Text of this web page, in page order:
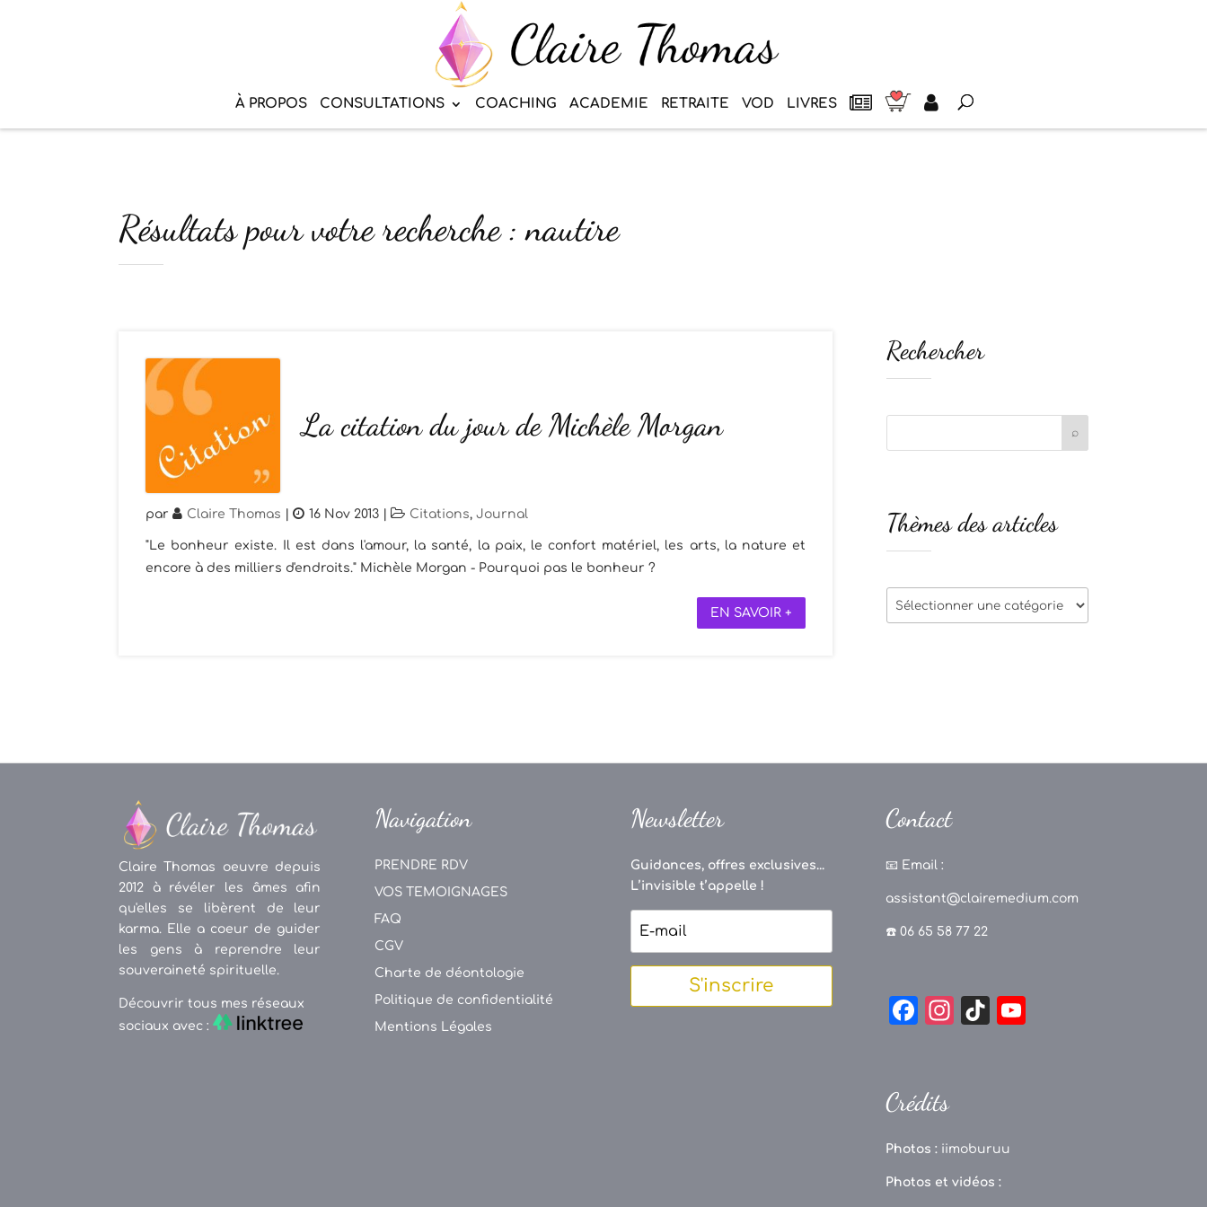
À PROPOS CONSULTATIONS COACHING ACADEMIE RETRAITE VOD LIVRES
Résultats pour votre recherche : nautire
La citation du jour de Michèle Morgan
par Claire Thomas | 16 Nov 2013 | Citations, Journal
"Le bonheur existe. Il est dans l'amour, la santé, la paix, le confort matériel, les arts, la nature et
encore à des milliers d'endroits." Michèle Morgan - Pourquoi pas le bonheur ?
EN SAVOIR +
Rechercher
Thèmes des articles
Thèmes
des
Claire Thomas oeuvre depuis
2012 à révéler les âmes afin
qu'elles se libèrent de leur
karma. Elle a coeur de guider
les gens à reprendre leur
souveraineté spirituelle.
Découvrir tous mes réseaux
sociaux avec :
Navigation
PRENDRE RDV
VOS TEMOIGNAGES
FAQ
CGV
Charte de déontologie
Politique de confidentialité
Mentions Légales
Newsletter
Guidances, offres exclusives...
L’invisible t’appelle !
S'inscrire
Contact
📧 Email :
assistant@clairemedium.com
☎️ 06 65 58 77 22
F
e
o
o
In
a
m
Ti
Crédits
Photos : iimoburuu
Photos et vidéos :